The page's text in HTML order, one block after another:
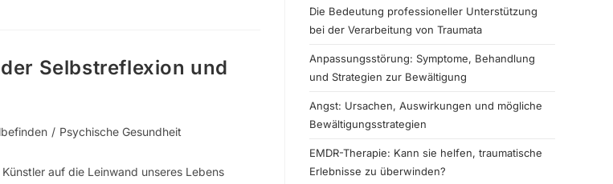
Selbstreflexion und
/ Psychische Gesundheit
auf die Leinwand unseres Lebens
Die Bedeutung professioneller Unterstützung
bei der Verarbeitung von Traumata
Anpassungsstörung: Symptome, Behandlung
und Strategien zur Bewältigung
Angst: Ursachen, Auswirkungen und mögliche
Bewältigungsstrategien
EMDR-Therapie: Kann sie helfen, traumatische
Erlebnisse zu überwinden?